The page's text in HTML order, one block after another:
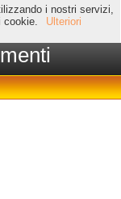
i nostri servizi,
cookie.
Ulteriori